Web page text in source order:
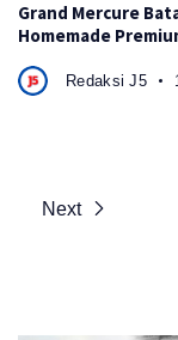
Grand Mercure
Homemade
Redaksi J5
Next